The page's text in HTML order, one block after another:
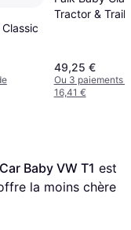
Tractor &
49,25 €
Ou 3 paiements
16,41 €
Baby VW T1
la moins chère